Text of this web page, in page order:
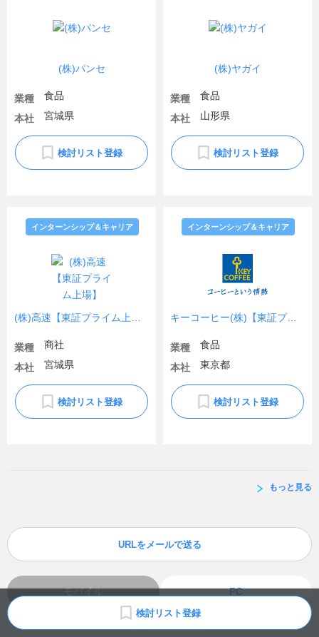
検討リスト登録
(株)パンセ
業種
食品
本社
宮城県
検討リスト登録
(株)ヤガイ
業種
食品
本社
山形県
検討リスト登録
インターンシップ＆キャリア
業種
商社
本社
宮城県
検討リスト登録
キーコーヒー(株)【東証プライム市場上場】
インターンシップ＆キャリア
業種
食品
本社
東京都
検討リスト登録
もっと見る
URLをメールで送る
モバイル PC